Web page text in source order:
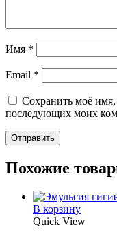
Имя *
Email *
Сохранить моё имя,
последующих моих
Похожие
В корзину
Quick View